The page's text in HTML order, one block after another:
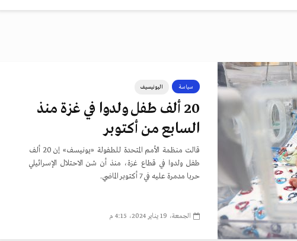
سياسة اليونيسيف
20 ألف طفل ولدوا في غزة منذ
السابع من أكتوبر
قالت منظمة الأمم المتحدة للطفولة «يونيسف» إن 20 ألف
طفل ولدوا في قطاع غزة، منذ أن شن الاحتلال الإسرائيلي
حربا مدمرة عليه في 7 أكتوبر الماضي.
الجمعة، 19 يناير 2024، 4:15 م